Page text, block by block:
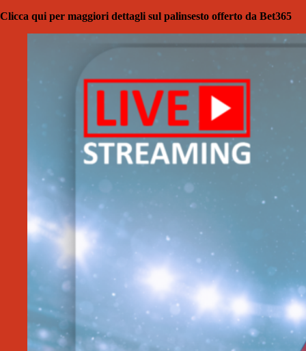
Clicca qui per maggiori dettagli sul palinsesto offerto da Bet365